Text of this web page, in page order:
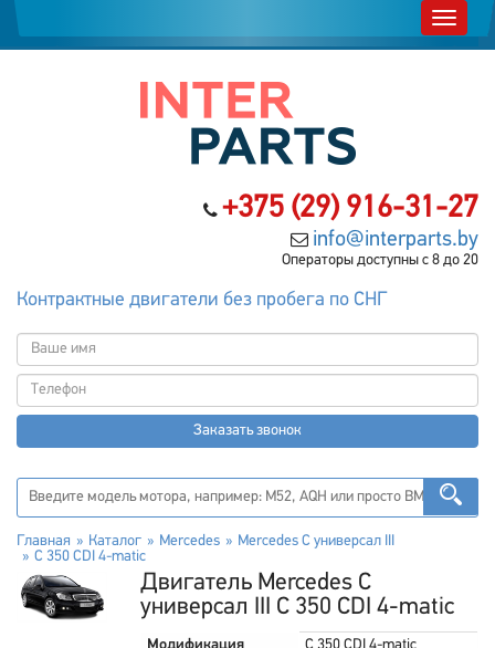
+375 (29) 916-31-27
info@interparts.by
Операторы доступны с 8 до 20
Контрактные двигатели без пробега по СНГ
Заказать звонок
Главная Каталог Mercedes
Mercedes C универсал III
C 350 CDI 4-matic
Двигатель Mercedes C
универсал III C 350 CDI 4-matic